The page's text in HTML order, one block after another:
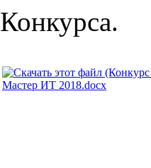
Конкурса.
Мастер ИТ 2018.docx